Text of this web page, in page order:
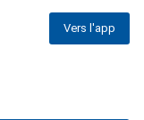
Vers l'app